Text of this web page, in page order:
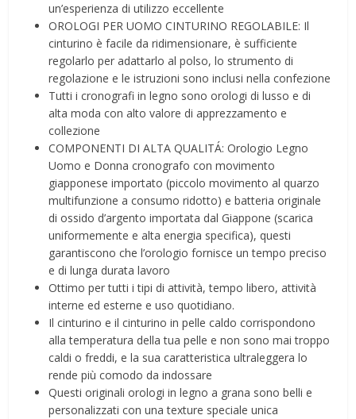
un’esperienza di utilizzo eccellente
OROLOGI PER UOMO CINTURINO REGOLABILE: Il
cinturino è facile da ridimensionare, è sufficiente
regolarlo per adattarlo al polso, lo strumento di
regolazione e le istruzioni sono inclusi nella confezione
Tutti i cronografi in legno sono orologi di lusso e di
alta moda con alto valore di apprezzamento e
collezione
COMPONENTI DI ALTA QUALITÁ: Orologio Legno
Uomo e Donna cronografo con movimento
giapponese importato (piccolo movimento al quarzo
multifunzione a consumo ridotto) e batteria originale
di ossido d’argento importata dal Giappone (scarica
uniformemente e alta energia specifica), questi
garantiscono che l’orologio fornisce un tempo preciso
e di lunga durata lavoro
Ottimo per tutti i tipi di attività, tempo libero, attività
interne ed esterne e uso quotidiano.
Il cinturino e il cinturino in pelle caldo corrispondono
alla temperatura della tua pelle e non sono mai troppo
caldi o freddi, e la sua caratteristica ultraleggera lo
rende più comodo da indossare
Questi originali orologi in legno a grana sono belli e
personalizzati con una texture speciale unica